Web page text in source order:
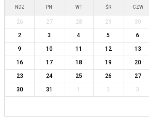
NDZ PN WT ŚR CZW
26 27 28 29 30
2
3 4 5 6
9
10 11 12 13
16
17 18 19 20
23
24 25 26 27
30
31 1 2 3